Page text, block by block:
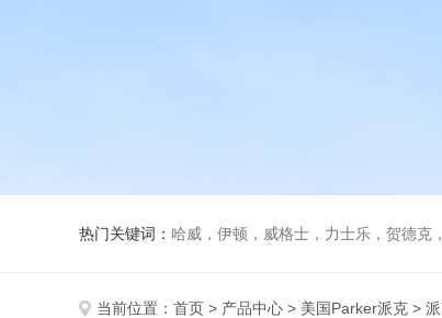
热门关键词： 哈威，伊顿，威格士，力士乐，贺德克
当前位置： 首页 > 产品中心 > 美国Parker派克 >